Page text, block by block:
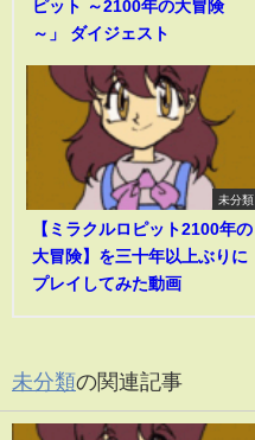
ピット ～2100年の大冒険
～」 ダイジェスト
未分類
【ミラクルロピット2100年の
大冒険】を三十年以上ぶりに
プレイしてみた動画
未分類の関連記事